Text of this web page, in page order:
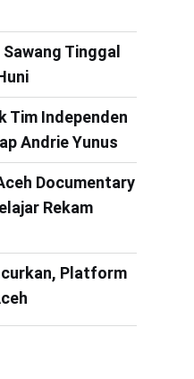
Tinggal
Tim Independen
Andrie Yunus
Documentary
Rekam
Platform